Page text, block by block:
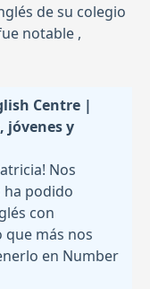
de su colegio
notable ,
Centre |
jóvenes y
Nos
ha podido
con
que más nos
en Number